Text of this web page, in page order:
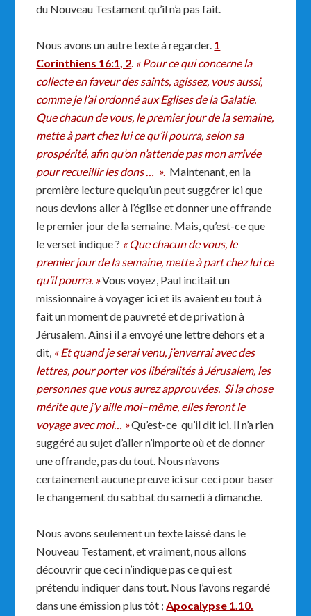
du Nouveau Testament qu’il n’a pas fait.
Nous avons un autre texte à regarder. 1
Corinthiens 16:1, 2. « Pour ce qui concerne la
collecte en faveur des saints, agissez, vous aussi,
comme je l’ai ordonné aux Eglises de la Galatie.
Que chacun de vous, le premier jour de la semaine,
mette à part chez lui ce qu’il pourra, selon sa
prospérité, afin qu’on n’attende pas mon arrivée
pour recueillir les dons … ». Maintenant, en la
première lecture quelqu’un peut suggérer ici que
nous devions aller à l’église et donner une offrande
le premier jour de la semaine. Mais, qu’est-ce que
le verset indique ? « Que chacun de vous, le
premier jour de la semaine, mette à part chez lui ce
qu’il pourra. »Vous voyez, Paul incitait un
missionnaire à voyager ici et ils avaient eu tout à
fait un moment de pauvreté et de privation à
Jérusalem. Ainsi il a envoyé une lettre dehors et a
dit, « Et quand je serai venu, j’enverrai avec des
lettres, pour porter vos libéralités à Jérusalem, les
personnes que vous aurez approuvées. Si la chose
mérite que j’y aille moi–même, elles feront le
voyage avec moi… »Qu’est-ce qu’il dit ici. Il n’a rien
suggéré au sujet d’aller n’importe où et de donner
une offrande, pas du tout. Nous n’avons
certainement aucune preuve ici sur ceci pour baser
le changement du sabbat du samedi à dimanche.
Nous avons seulement un texte laissé dans le
Nouveau Testament, et vraiment, nous allons
découvrir que ceci n’indique pas ce qui est
prétendu indiquer dans tout. Nous l’avons regardé
dans une émission plus tôt ;Apocalypse 1.10.